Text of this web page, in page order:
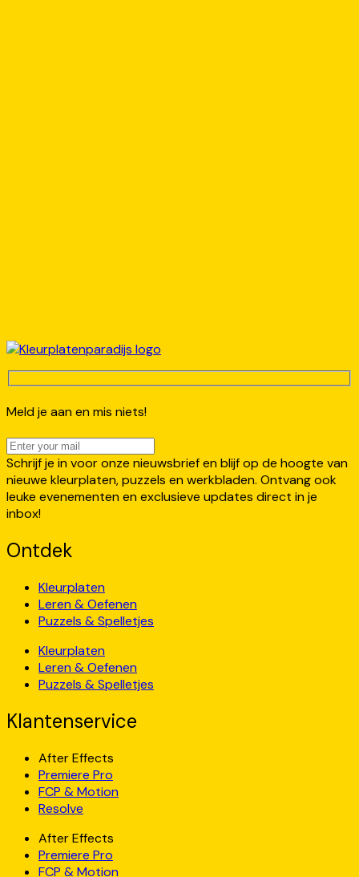
Meld je aan en mis niets!
Schrijf je in voor onze nieuwsbrief en blijf op de hoogte van
nieuwe kleurplaten, puzzels en werkbladen. Ontvang ook
leuke evenementen en exclusieve updates direct in je
inbox!
Ontdek
Kleurplaten
Leren & Oefenen
Puzzels & Spelletjes
Kleurplaten
Leren & Oefenen
Puzzels & Spelletjes
Klantenservice
After Effects
Premiere Pro
FCP & Motion
Resolve
After Effects
Premiere Pro
FCP & Motion